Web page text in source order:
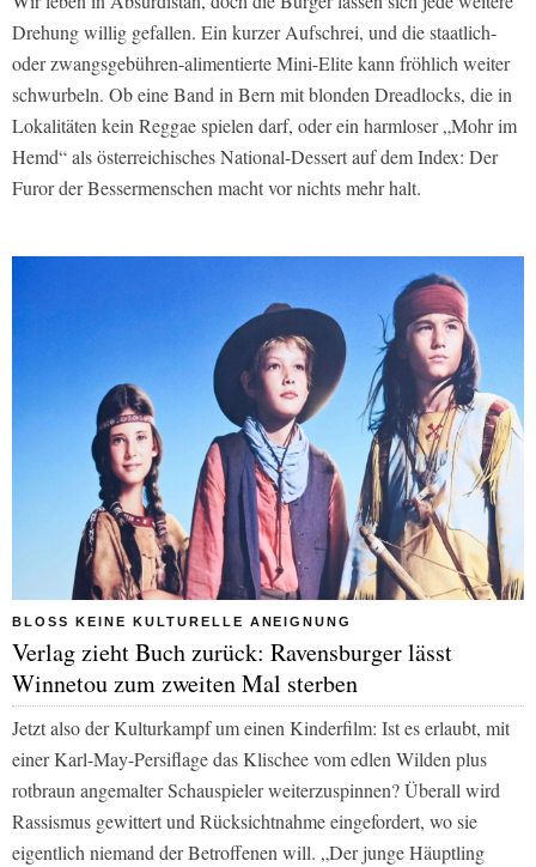
Drehung willig gefallen. Ein kurzer Aufschrei, und die staatlich-
oder zwangsgebühren-alimentierte Mini-Elite kann fröhlich weiter
schwurbeln. Ob eine Band in Bern mit blonden Dreadlocks, die in
Lokalitäten kein Reggae spielen darf, oder ein harmloser „Mohr im
Hemd“ als österreichisches National-Dessert auf dem Index: Der
Furor der Bessermenschen macht vor nichts mehr halt.
BLOSS KEINE KULTURELLE ANEIGNUNG
Verlag zieht Buch zurück: Ravensburger lässt
Winnetou zum zweiten Mal sterben
Jetzt also der Kulturkampf um einen Kinderfilm: Ist es erlaubt, mit
einer Karl-May-Persiflage das Klischee vom edlen Wilden plus
rotbraun angemalter Schauspieler weiterzuspinnen? Überall wird
Rassismus gewittert und Rücksichtnahme eingefordert, wo sie
eigentlich niemand der Betroffenen will. „Der junge Häuptling